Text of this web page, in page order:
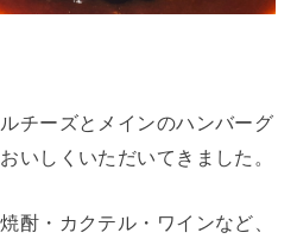
チーズとメインのハンバーグ
いしくいただいてきました。
酎・カクテル・ワインなど、